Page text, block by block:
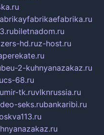
biletnadom.ru
hd.ruz-host.ru
2-kuhnyanazakaz.ru
cs-68.ru
mir-tk.ruvlknrussia.ru
seks.rubankaribi.ru